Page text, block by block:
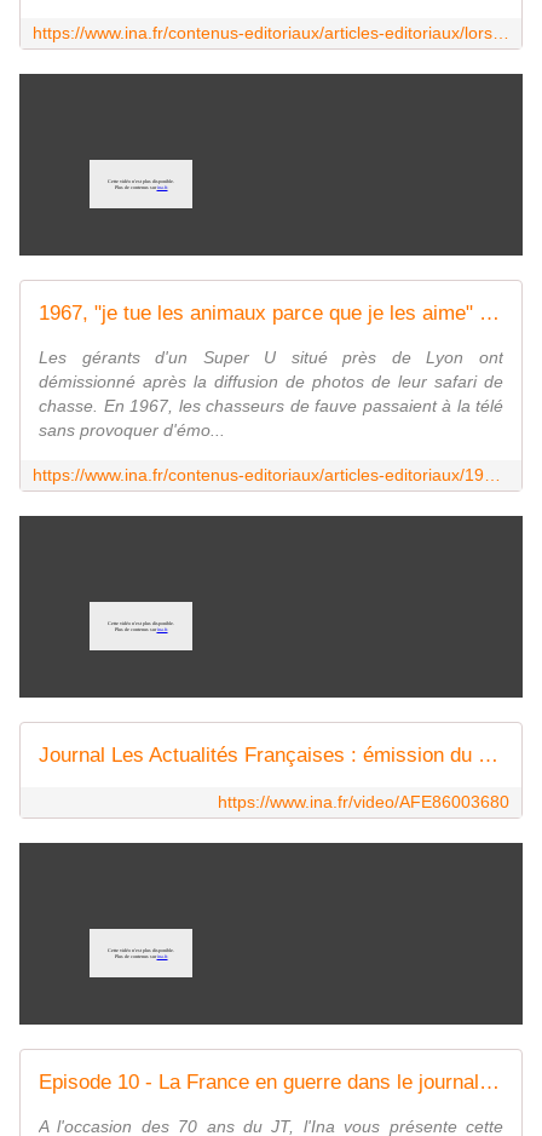
1967, "je tue les animaux parce que je les aime" - Archives vidéo et radio Ina.fr
Les gérants d'un Super U situé près de Lyon ont
démissionné après la diffusion de photos de leur safari de
chasse. En 1967, les chasseurs de fauve passaient à la télé
sans provoquer d'émo...
Journal Les Actualités Françaises : émission du 15 juillet 1959
https://www.ina.fr/video/AFE86003680
Episode 10 - La France en guerre dans le journal télé
A l'occasion des 70 ans du JT, l'Ina vous présente cette